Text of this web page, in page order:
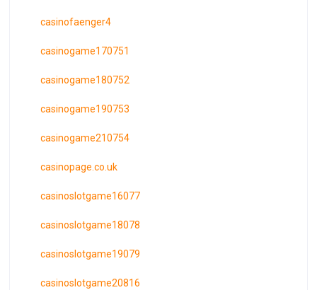
casinofaenger4
casinogame170751
casinogame180752
casinogame190753
casinogame210754
casinopage.co.uk
casinoslotgame16077
casinoslotgame18078
casinoslotgame19079
casinoslotgame20816